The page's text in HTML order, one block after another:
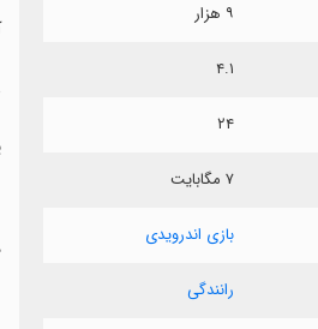
۹ هزار
۴.۱
۲۴
۷ مگابایت
بازی اندرویدی
رانندگی